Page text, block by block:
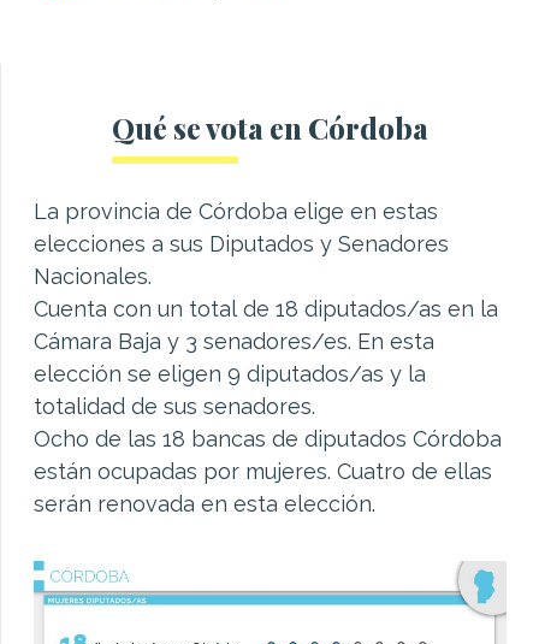
Qué se vota en Córdoba
La provincia de Córdoba elige en estas
elecciones a sus Diputados y Senadores
Nacionales.
Cuenta con un total de 18 diputados/as en la
Cámara Baja y 3 senadores/es. En esta
elección se eligen 9 diputados/as y la
totalidad de sus senadores.
Ocho de las 18 bancas de diputados Córdoba
están ocupadas por mujeres. Cuatro de ellas
serán renovada en esta elección.